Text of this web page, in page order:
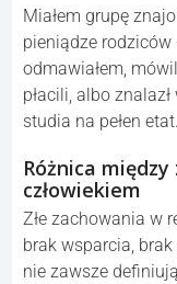
Miałem grupę
pieniądze
odmawiałem,
płacili, albo
studia na pełen
Różnica między
człowiekiem
Złe zachowania w
brak wsparcia,
nie zawsze